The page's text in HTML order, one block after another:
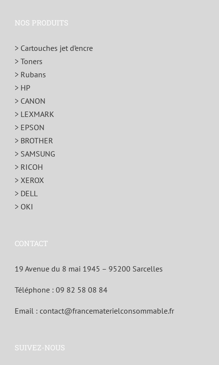
NOS PRODUITS
> Cartouches jet d’encre
> Toners
> Rubans
> HP
> CANON
> LEXMARK
> EPSON
> BROTHER
> SAMSUNG
> RICOH
> XEROX
> DELL
> OKI
CONTACT
19 Avenue du 8 mai 1945 – 95200 Sarcelles
Téléphone : 09 82 58 08 84
Email : contact@francematerielconsommable.fr
SUIVEZ-NOUS